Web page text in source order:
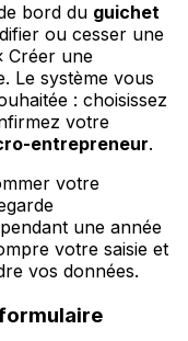
bord du guichet
ou cesser une
Créer une
Le système vous
: choisissez
votre
entrepreneur.
votre
une année
votre saisie et
vos données.